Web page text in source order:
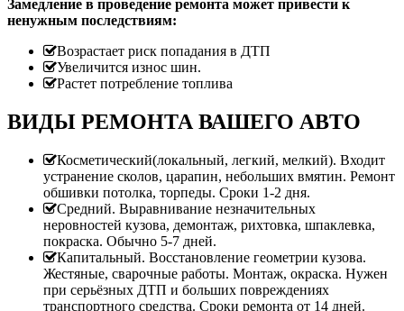
Замедление в проведение ремонта может привести к
ненужным последствиям:
Возрастает риск попадания в ДТП
Увеличится износ шин.
Растет потребление топлива
ВИДЫ РЕМОНТА ВАШЕГО АВТО
Косметический(локальный, легкий, мелкий). Входит
устранение сколов, царапин, небольших вмятин. Ремонт
обшивки потолка, торпеды. Сроки 1-2 дня.
Средний. Выравнивание незначительных
неровностей кузова, демонтаж, рихтовка, шпаклевка,
покраска. Обычно 5-7 дней.
Капитальный. Восстановление геометрии кузова.
Жестяные, сварочные работы. Монтаж, окраска. Нужен
при серьёзных ДТП и больших повреждениях
транспортного средства. Сроки ремонта от 14 дней.